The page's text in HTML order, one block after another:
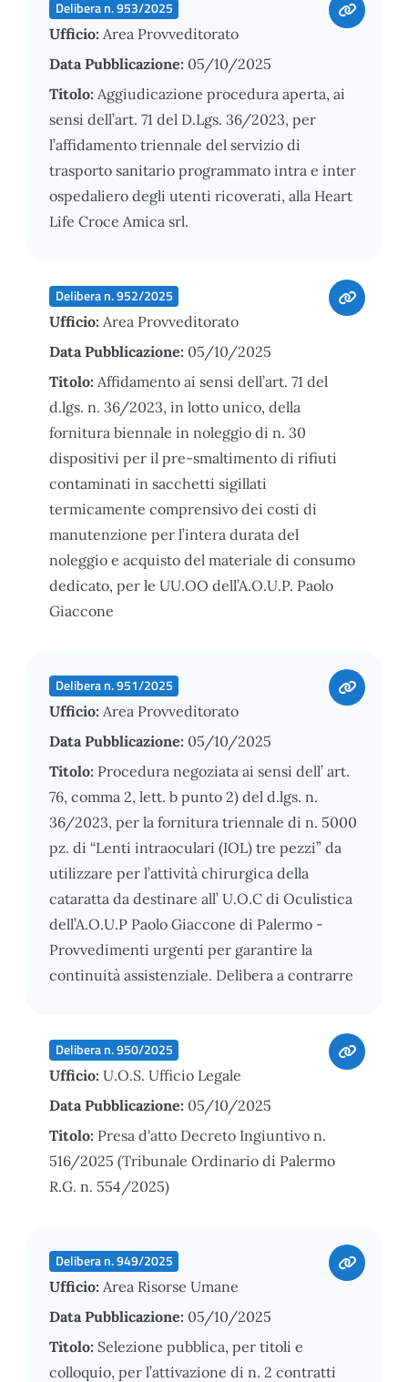
Delibera n. 953/2025
Ufficio: Area Provveditorato
Data Pubblicazione: 05/10/2025
Titolo: Aggiudicazione procedura aperta, ai
sensi dell’art. 71 del D.Lgs. 36/2023, per
l’affidamento triennale del servizio di
trasporto sanitario programmato intra e inter
ospedaliero degli utenti ricoverati, alla Heart
Life Croce Amica srl.
Delibera n. 952/2025
Ufficio: Area Provveditorato
Data Pubblicazione: 05/10/2025
Titolo: Affidamento ai sensi dell’art. 71 del
d.lgs. n. 36/2023, in lotto unico, della
fornitura biennale in noleggio di n. 30
dispositivi per il pre-smaltimento di rifiuti
contaminati in sacchetti sigillati
termicamente comprensivo dei costi di
manutenzione per l’intera durata del
noleggio e acquisto del materiale di consumo
dedicato, per le UU.OO dell’A.O.U.P. Paolo
Giaccone
Delibera n. 951/2025
Ufficio: Area Provveditorato
Data Pubblicazione: 05/10/2025
Titolo: Procedura negoziata ai sensi dell’ art.
76, comma 2, lett. b punto 2) del d.lgs. n.
36/2023, per la fornitura triennale di n. 5000
pz. di “Lenti intraoculari (IOL) tre pezzi” da
utilizzare per l’attività chirurgica della
cataratta da destinare all’ U.O.C di Oculistica
dell’A.O.U.P Paolo Giaccone di Palermo -
Provvedimenti urgenti per garantire la
continuità assistenziale. Delibera a contrarre
Delibera n. 950/2025
Ufficio: U.O.S. Ufficio Legale
Data Pubblicazione: 05/10/2025
Titolo: Presa d'atto Decreto Ingiuntivo n.
516/2025 (Tribunale Ordinario di Palermo
R.G. n. 554/2025)
Delibera n. 949/2025
Ufficio: Area Risorse Umane
Data Pubblicazione: 05/10/2025
Titolo: Selezione pubblica, per titoli e
colloquio, per l’attivazione di n. 2 contratti